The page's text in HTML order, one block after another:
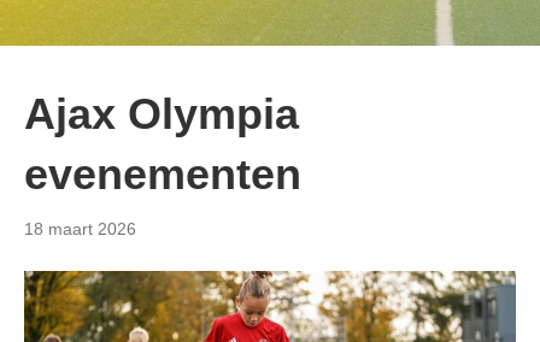
Ajax Olympia
evenementen
18 maart 2026